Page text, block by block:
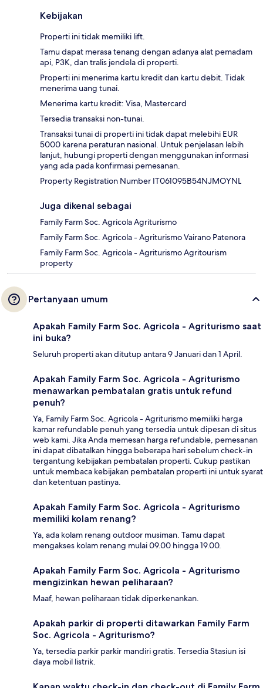
Kebijakan
Properti ini tidak memiliki lift.
Tamu dapat merasa tenang dengan adanya alat pemadam
api, P3K, dan tralis jendela di properti.
Properti ini menerima kartu kredit dan kartu debit. Tidak
menerima uang tunai.
Menerima kartu kredit: Visa, Mastercard
Tersedia transaksi non-tunai.
Transaksi tunai di properti ini tidak dapat melebihi EUR
5000 karena peraturan nasional. Untuk penjelasan lebih
lanjut, hubungi properti dengan menggunakan informasi
yang ada pada konfirmasi pemesanan.
Property Registration Number IT061095B54NJMOYNL
Juga dikenal sebagai
Family Farm Soc. Agricola Agriturismo
Family Farm Soc. Agricola - Agriturismo Vairano Patenora
Family Farm Soc. Agricola - Agriturismo Agritourism
property
Pertanyaan umum
Apakah Family Farm Soc. Agricola - Agriturismo saat
ini buka?
Seluruh properti akan ditutup antara 9 Januari dan 1 April.
Apakah Family Farm Soc. Agricola - Agriturismo
menawarkan pembatalan gratis untuk refund
penuh?
Ya, Family Farm Soc. Agricola - Agriturismo memiliki harga
kamar refundable penuh yang tersedia untuk dipesan di situs
web kami. Jika Anda memesan harga refundable, pemesanan
ini dapat dibatalkan hingga beberapa hari sebelum check-in
tergantung kebijakan pembatalan properti. Cukup pastikan
untuk membaca kebijakan pembatalan properti ini untuk syarat
dan ketentuan pastinya.
Apakah Family Farm Soc. Agricola - Agriturismo
memiliki kolam renang?
Ya, ada kolam renang outdoor musiman. Tamu dapat
mengakses kolam renang mulai 09.00 hingga 19.00.
Apakah Family Farm Soc. Agricola - Agriturismo
mengizinkan hewan peliharaan?
Maaf, hewan peliharaan tidak diperkenankan.
Apakah parkir di properti ditawarkan Family Farm
Soc. Agricola - Agriturismo?
Ya, tersedia parkir parkir mandiri gratis. Tersedia Stasiun isi
daya mobil listrik.